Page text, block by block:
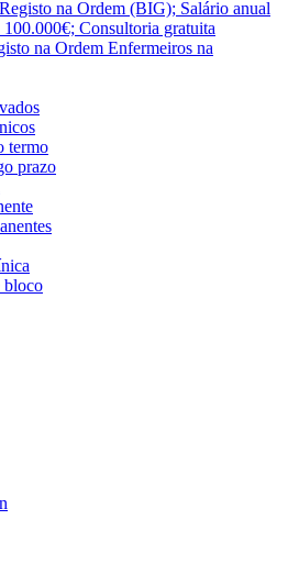
na Ordem (BIG); Salário anual
100.000€; Consultoria gratuita
na Ordem Enfermeiros na
termo
prazo
bloco